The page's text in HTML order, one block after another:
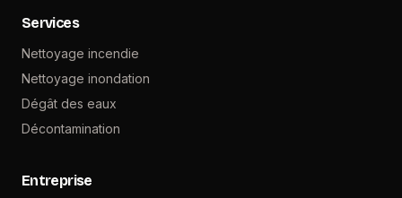
Services
Nettoyage incendie
Nettoyage inondation
Dégât des eaux
Décontamination
Entreprise